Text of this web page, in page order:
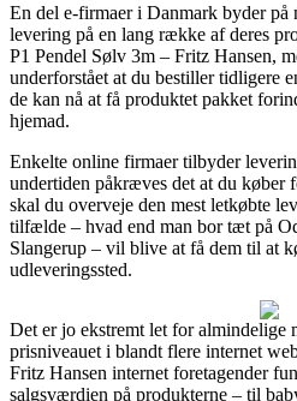
En del e-firmaer i Danmark byder
levering på en lang række af deres
P1 Pendel Sølv 3m – Fritz Hansen,
underforstået at du bestiller tidligere
de kan nå at få produktet pakket
hjemad.
Enkelte online firmaer tilbyder
undertiden påkræves det at du køber
skal du overveje den mest letkøbte
tilfælde – hvad end man bor tæt på
Slangerup – vil blive at få dem til at
udleveringssted.
Det er jo ekstremt let for almindelige
prisniveauet i blandt flere internet
Fritz Hansen internet foretagender
salgsværdien på produkterne – til